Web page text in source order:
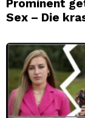
Prominent
Sex – Die